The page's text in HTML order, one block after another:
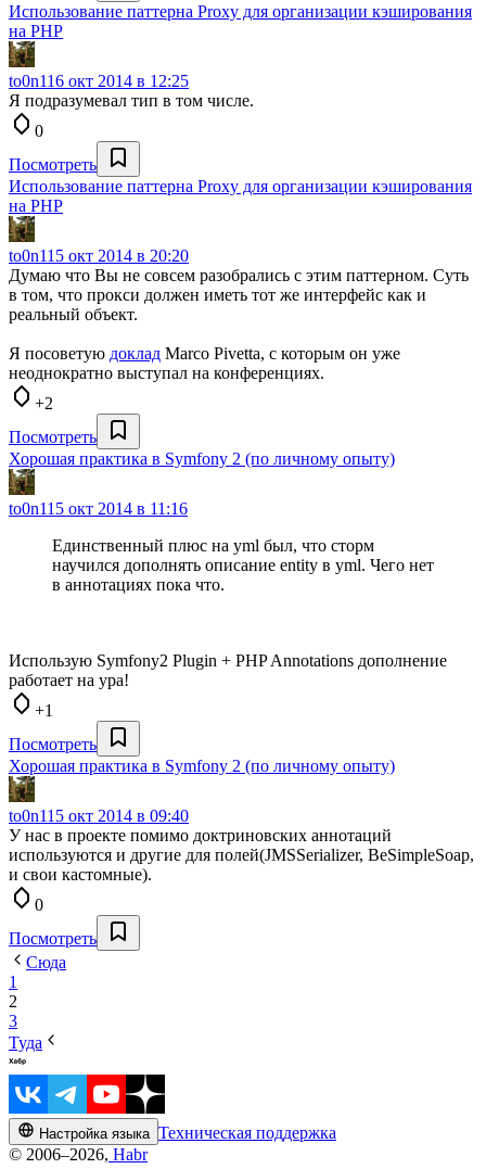
Использование паттерна Proxy для организации кэширования
на PHP
to0n116 окт 2014 в 12:25
Я подразумевал тип в том числе.
0
Посмотреть
Использование паттерна Proxy для организации кэширования
на PHP
to0n115 окт 2014 в 20:20
Думаю что Вы не совсем разобрались с этим паттерном. Суть
в том, что прокси должен иметь тот же интерфейс как и
реальный объект.
Я посоветую доклад Marco Pivetta, с которым он уже
неоднократно выступал на конференциях.
+2
Посмотреть
Хорошая практика в Symfony 2 (по личному опыту)
to0n115 окт 2014 в 11:16
Единственный плюс на yml был, что сторм
научился дополнять описание entity в yml. Чего нет
в аннотациях пока что.
Использую Symfony2 Plugin + PHP Annotations дополнение
работает на ура!
+1
Посмотреть
Хорошая практика в Symfony 2 (по личному опыту)
to0n115 окт 2014 в 09:40
У нас в проекте помимо доктриновских аннотаций
используются и другие для полей(JMSSerializer, BeSimpleSoap,
и свои кастомные).
0
Посмотреть
Сюда
1
2
3
Туда
Настройка языка Техническая поддержка
© 2006–2026, Habr